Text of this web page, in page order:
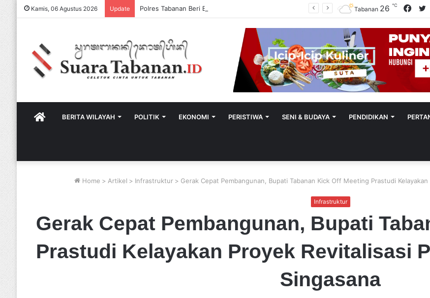
Kamis, 06 Agustus 2026 Update Tabanan 26℃
HOMEBERITA WILAYAH POLITIK EKONOMI PERISTIWA SENI & BUDAYA PENDIDIKAN
Home > Artikel > Infrastruktur > Gerak Cepat Pembangunan, Bupati Tabanan Kick Off Meeting Prastudi
Infrastruktur
Gerak Cepat Pembangunan, Bupati
Prastudi Kelayakan Proyek Revitalisasi
Singasana